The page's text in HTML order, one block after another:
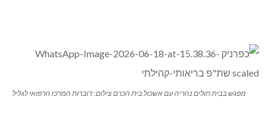
מפגש בבית חולים נהריה עם אשכול בית הכרם צילום: דוברות המרכז הרפואי לגליל